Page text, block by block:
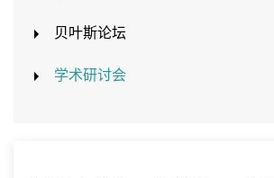
贝叶斯论坛
学术研讨会